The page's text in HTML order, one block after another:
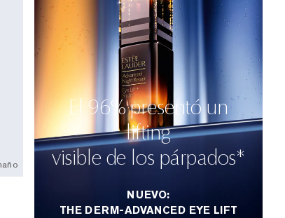
El 96% presentó un
lifting
visible de los párpados*
NUEVO:
THE DERM-ADVANCED EYE LIFT